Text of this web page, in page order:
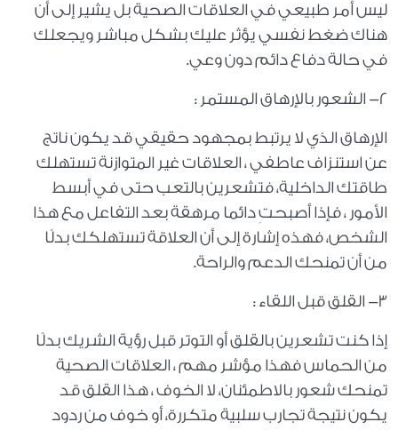
ليس أمر طبيعي في العلاقات الصحية بل يشير إلى أن
هناك ضغط نفسي يؤثر عليك بشكل مباشر ويجعلك
في حالة دفاع دائم دون وعي.
٢- الشعور بالإرهاق المستمر :
الإرهاق الذي لا يرتبط بمجهود حقيقي قد يكون ناتج
عن استنزاف عاطفي ، العلاقات غير المتوازنة تستهلك
طاقتك الداخلية، فتشعرين بالتعب حتى في أبسط
الأمور ، فإذا أصبحتِ دائما مرهقة بعد التفاعل مع هذا
الشخص، فهذه إشارة إلى أن العلاقة تستهلكك بدلًا
من أن تمنحك الدعم والراحة.
٣- القلق قبل اللقاء :
إذا كنت تشعرين بالقلق أو التوتر قبل رؤية الشريك بدلًا
من الحماس فهذا مؤشر مهم ، العلاقات الصحية
تمنحك شعور بالاطمئنان، لا الخوف ، هذا القلق قد
يكون نتيجة تجارب سلبية متكررة، أو خوف من ردود